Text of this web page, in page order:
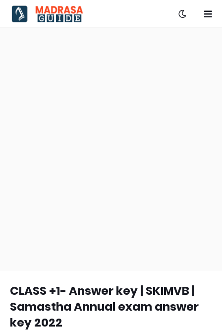
CLASS +1- Answer key | SKIMVB |
Samastha Annual exam answer
key 2022